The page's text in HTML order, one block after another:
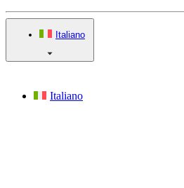
Italiano
Italiano